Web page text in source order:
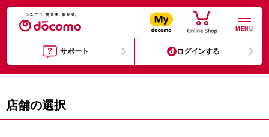
MENU
サポート ログインする
店舗の選択